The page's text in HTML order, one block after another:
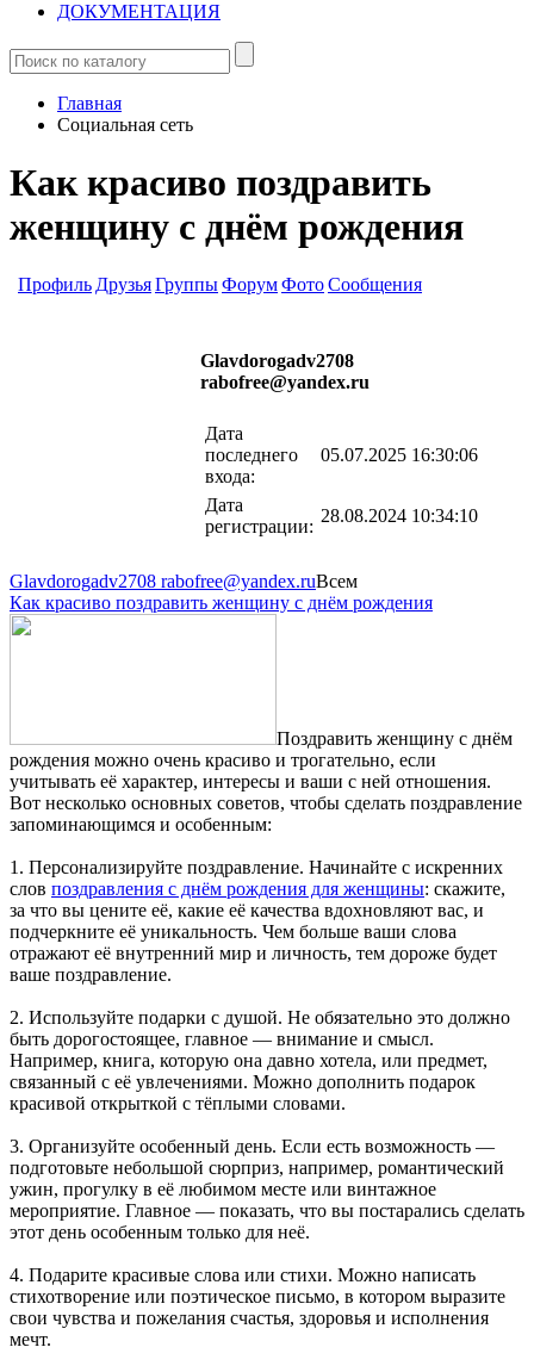
ДОКУМЕНТАЦИЯ
Главная
Социальная сеть
Как красиво поздравить
женщину с днём рождения
ПрофильДрузьяГруппыФорумФотоСообщения
Glavdorogadv2708
rabofree@yandex.ru
Дата
последнего
входа:
05.07.2025 16:30:06
Дата
регистрации:
28.08.2024 10:34:10
Glavdorogadv2708 rabofree@yandex.ruВсем
Как красиво поздравить женщину с днём рождения
Поздравить женщину с днём
рождения можно очень красиво и трогательно, если
учитывать её характер, интересы и ваши с ней отношения.
Вот несколько основных советов, чтобы сделать поздравление
запоминающимся и особенным:
1. Персонализируйте поздравление. Начинайте с искренних
слов поздравления с днём рождения для женщины: скажите,
за что вы цените её, какие её качества вдохновляют вас, и
подчеркните её уникальность. Чем больше ваши слова
отражают её внутренний мир и личность, тем дороже будет
ваше поздравление.
2. Используйте подарки с душой. Не обязательно это должно
быть дорогостоящее, главное — внимание и смысл.
Например, книга, которую она давно хотела, или предмет,
связанный с её увлечениями. Можно дополнить подарок
красивой открыткой с тёплыми словами.
3. Организуйте особенный день. Если есть возможность —
подготовьте небольшой сюрприз, например, романтический
ужин, прогулку в её любимом месте или винтажное
мероприятие. Главное — показать, что вы постарались сделать
этот день особенным только для неё.
4. Подарите красивые слова или стихи. Можно написать
стихотворение или поэтическое письмо, в котором выразите
свои чувства и пожелания счастья, здоровья и исполнения
мечт.